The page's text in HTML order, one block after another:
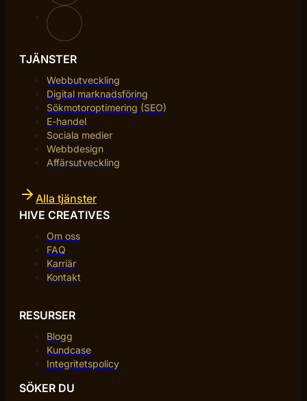
TJÄNSTER
Webbutveckling
Digital marknadsföring
Sökmotoroptimering (SEO)
E-handel
Sociala medier
Webbdesign
Affärsutveckling
Alla tjänster
HIVE CREATIVES
Om oss
FAQ
Karriär
Kontakt
RESURSER
Blogg
Kundcase
Integritetspolicy
SÖKER DU